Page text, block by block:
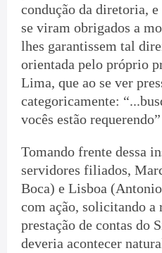
condução da diretoria, e
se viram obrigados a
lhes garantissem tal
orientada pelo próprio
Lima, que ao se ver
categoricamente:
vocês estão
Tomando frente dessa
servidores filiados,
Boca) e Lisboa
com ação, solicitando a
prestação de contas do
deveria acontecer